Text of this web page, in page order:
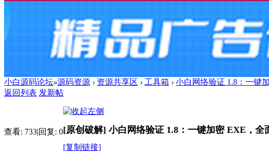
小白源码论坛»源码资源 › 资源共享区 › 工具箱 › 小白网络验证 1.8：一键
返回列表 发新帖
查看: 733 回复: 0[原创破解] 小白网络验证 1.8：一键加密 EXE，全
[复制链接]